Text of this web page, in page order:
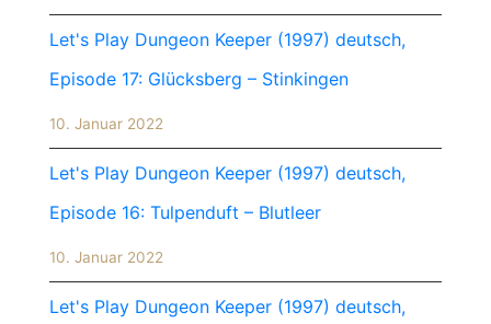
Let's Play Dungeon Keeper (1997) deutsch,
Episode 17: Glücksberg – Stinkingen
10. Januar 2022
Let's Play Dungeon Keeper (1997) deutsch,
Episode 16: Tulpenduft – Blutleer
10. Januar 2022
Let's Play Dungeon Keeper (1997) deutsch,